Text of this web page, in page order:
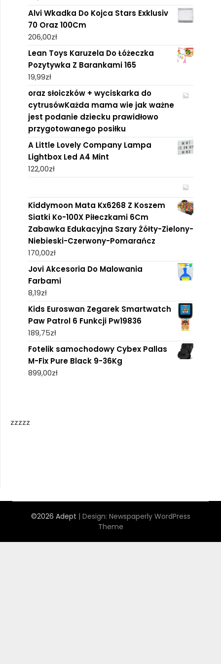
Alvi Wkadka Do Kojca Stars Exklusiv
70 Oraz 100Cm
206,00zł
Lean Toys Karuzela Do Łóżeczka
Pozytywka Z Barankami 165
19,99zł
oraz słoiczków + wyciskarka do
cytrusówKażda mama wie jak ważne
jest podanie dziecku prawidłowo
przygotowanego posiłku
A Little Lovely Company Lampa
Lightbox Led A4 Mint
122,00zł
Kiddymoon Mata Kx6268 Z Koszem
Siatki Ko-100X Piłeczkami 6Cm
Zabawka Edukacyjna Szary Żółty-Zielony-
Niebieski-Czerwony-Pomarańcz
170,00zł
Jovi Akcesoria Do Malowania
Farbami
8,19zł
Kids Euroswan Zegarek Smartwatch
Paw Patrol 6 Funkcji Pw19836
189,75zł
Fotelik samochodowy Cybex Pallas
M-Fix Pure Black 9-36Kg
899,00zł
zzzzz
©2026 Adept | Design: Newspaperly WordPress
Theme